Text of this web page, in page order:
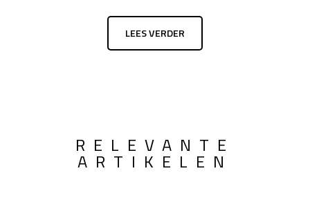
LEES VERDER
RELEVANTE
ARTIKELEN